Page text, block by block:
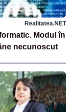
Realitatea.NET
Modul în
necunoscut